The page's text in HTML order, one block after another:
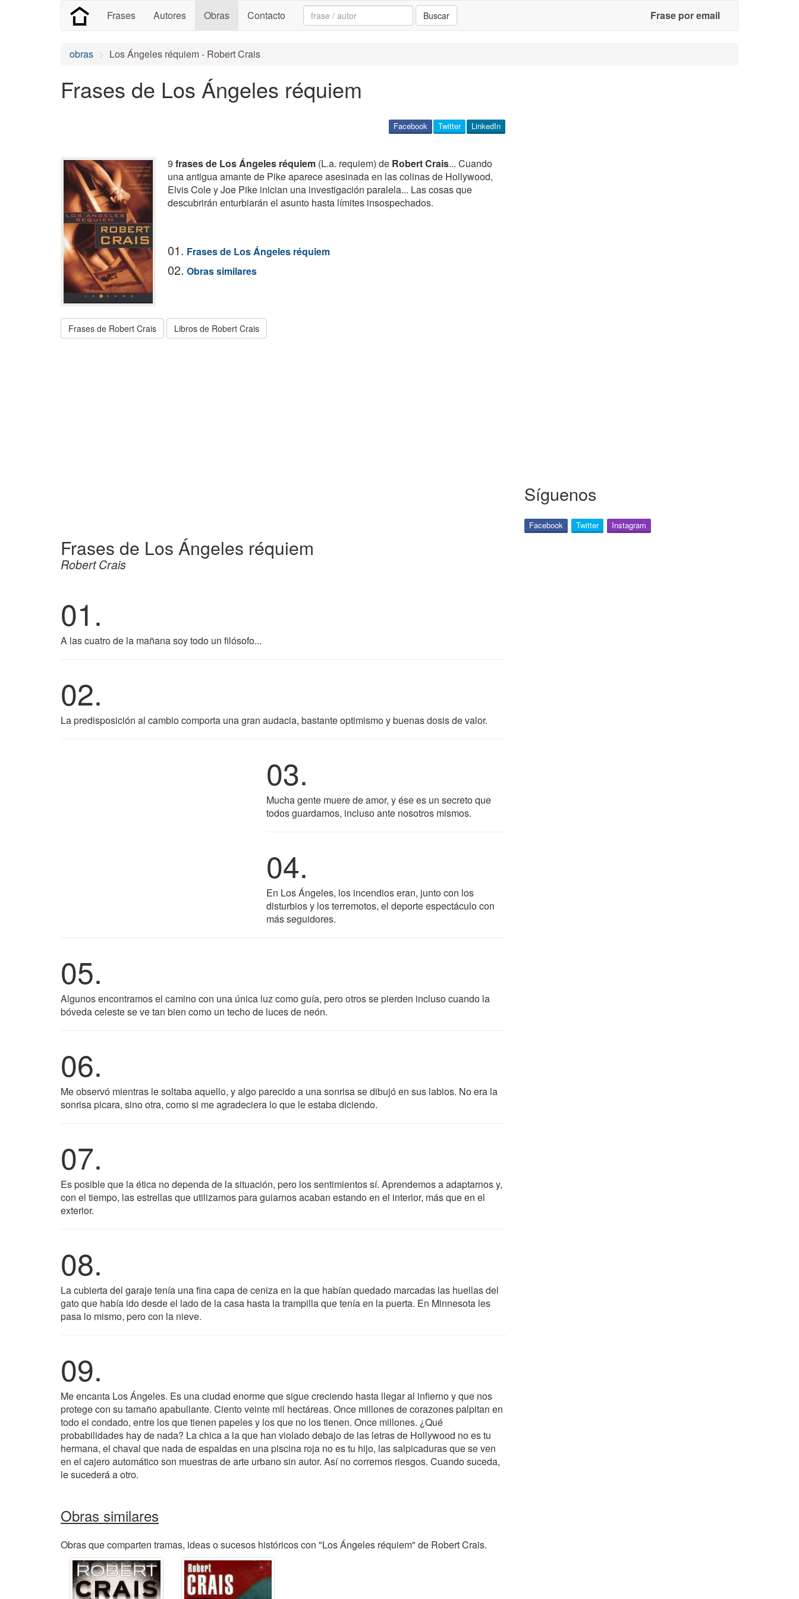
Frases Autores Obras Contacto Search: Buscar Frase por email
obras Los Ángeles réquiem - Robert Crais
Frases de Los Ángeles réquiem
LinkedIn
Twitter
Facebook
9 frases de Los Ángeles réquiem (L.a. requiem) de Robert Crais... Cuando
una antigua amante de Pike aparece asesinada en las colinas de Hollywood,
Elvis Cole y Joe Pike inician una investigación paralela... Las cosas que
descubrirán enturbiarán el asunto hasta límites insospechados.
01. Frases de Los Ángeles réquiem
02. Obras similares
Frases de Robert Crais Libros de Robert Crais
Frases de Los Ángeles réquiem
Robert Crais
01.
A las cuatro de la mañana soy todo un filósofo...
02.
La predisposición al cambio comporta una gran audacia, bastante optimismo y buenas dosis de valor.
03.
Mucha gente muere de amor, y ése es un secreto que
todos guardamos, incluso ante nosotros mismos.
04.
En Los Ángeles, los incendios eran, junto con los
disturbios y los terremotos, el deporte espectáculo con
más seguidores.
05.
Algunos encontramos el camino con una única luz como guía, pero otros se pierden incluso cuando la
bóveda celeste se ve tan bien como un techo de luces de neón.
06.
Me observó mientras le soltaba aquello, y algo parecido a una sonrisa se dibujó en sus labios. No era la
sonrisa picara, sino otra, como si me agradeciera lo que le estaba diciendo.
07.
Es posible que la ética no dependa de la situación, pero los sentimientos sí. Aprendemos a adaptarnos y,
con el tiempo, las estrellas que utilizamos para guiarnos acaban estando en el interior, más que en el
exterior.
08.
La cubierta del garaje tenía una fina capa de ceniza en la que habían quedado marcadas las huellas del
gato que había ido desde el lado de la casa hasta la trampilla que tenía en la puerta. En Minnesota les
pasa lo mismo, pero con la nieve.
09.
Me encanta Los Ángeles. Es una ciudad enorme que sigue creciendo hasta llegar al infierno y que nos
protege con su tamaño apabullante. Ciento veinte mil hectáreas. Once millones de corazones palpitan en
todo el condado, entre los que tienen papeles y los que no los tienen. Once millones. ¿Qué
probabilidades hay de nada? La chica a la que han violado debajo de las letras de Hollywood no es tu
hermana, el chaval que nada de espaldas en una piscina roja no es tu hijo, las salpicaduras que se ven
en el cajero automático son muestras de arte urbano sin autor. Así no corremos riesgos. Cuando suceda,
le sucederá a otro.
Obras similares
Obras que comparten tramas, ideas o sucesos históricos con "Los Ángeles réquiem" de Robert Crais.
Síguenos
Facebook Twitter Instagram